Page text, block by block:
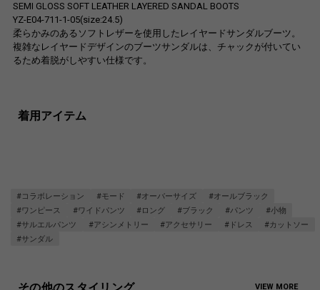
SEMI GLOSS SOFT LEATHER LAYERED SANDAL BOOTS
YZ-E04-711-1-05(size:24.5)
柔らかみのあるソフトレザーを使用したレイヤードサンダルブーツ。
複雑なレイヤードデザインのブーツサンダルは、チャックが付いてい
るため着脱がしやすい仕様です。
着用アイテム
#コラボレーション #モード #オーバーサイズ
#オールブラック
#ワンピース
#ワイドパンツ #ロング #ブラック #パンツ
#小物
#サルエルパンツ
#アシンメトリー #アクセサリー #ドレス
#カットソー
#サンダル
VIEW MORE